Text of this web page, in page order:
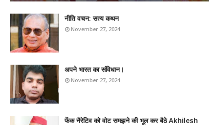
​नीति वचन: सत्य कथन
November 27, 2024
अपने भारत का संविधान।
November 27, 2024
फेंक नैरेटिव को वोट समझने की भूल कर बैठे Akhilesh